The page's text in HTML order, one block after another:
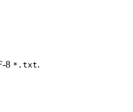
8 *.txt.